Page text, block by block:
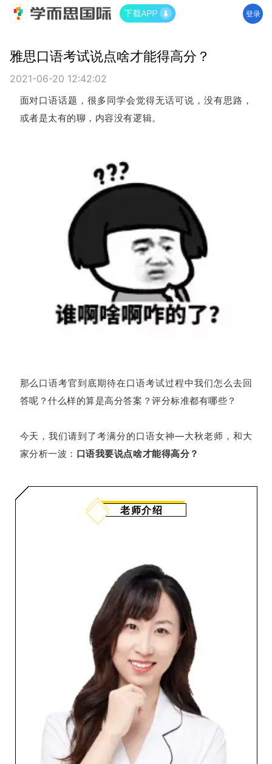
登录
雅思口语考试说点啥才能得高分？
2021-06-20 12:42:02
面对口语话题，很多同学会觉得无话可说，没有思路，
或者是太有的聊，内容没有逻辑。
那么口语考官到底期待在口语考试过程中我们怎么去回
答呢？什么样的算是高分答案？评分标准都有哪些？
今天，我们请到了考满分的口语女神—大秋老师，和大
家分析一波： 口语我要说点啥才能得高分？
老师介绍